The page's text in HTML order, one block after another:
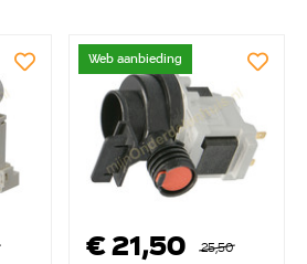
Web aanbieding
€ 21,50
25,50